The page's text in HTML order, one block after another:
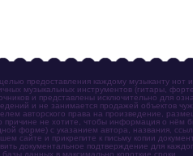
предоставления каждому музыканту нот
музыкальных инструментов (гитары,
и представлены исключительно для
и не занимается продажей объектов
авторского права на произведение,
не хотите, чтобы информация о нём
форме) с указанием автора, названия,
сайте и прикрепите к письму копии
документальное подтверждение для
данных в максимально короткие сроки.